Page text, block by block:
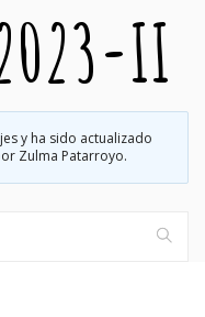
II
y ha sido actualizado
Zulma Patarroyo.